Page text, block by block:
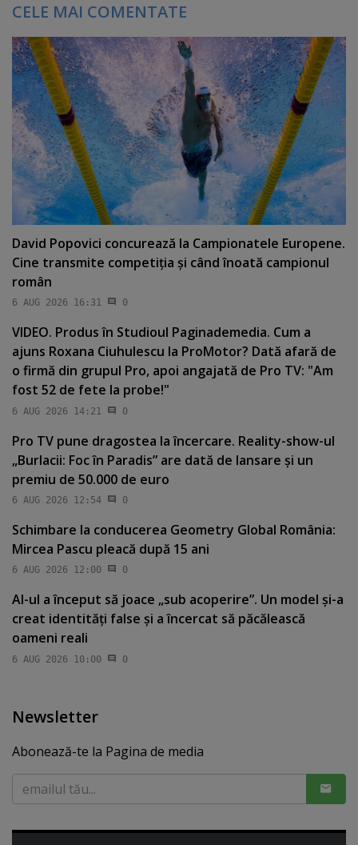
CELE MAI COMENTATE
David Popovici concurează la Campionatele Europene.
Cine transmite competiţia şi când înoată campionul
român
6 AUG 2026 16:31 0
VIDEO. Produs în Studioul Paginademedia. Cum a
ajuns Roxana Ciuhulescu la ProMotor? Dată afară de
o firmă din grupul Pro, apoi angajată de Pro TV: "Am
fost 52 de fete la probe!"
6 AUG 2026 14:21 0
Pro TV pune dragostea la încercare. Reality-show-ul
„Burlacii: Foc în Paradis” are dată de lansare şi un
premiu de 50.000 de euro
6 AUG 2026 12:54 0
Schimbare la conducerea Geometry Global România:
Mircea Pascu pleacă după 15 ani
6 AUG 2026 12:00 0
AI-ul a început să joace „sub acoperire”. Un model şi-a
creat identităţi false şi a încercat să păcălească
oameni reali
6 AUG 2026 10:00 0
Newsletter
Abonează-te la Pagina de media